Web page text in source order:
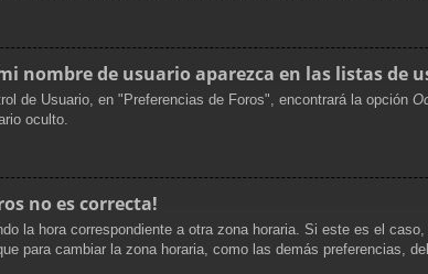
nombre de usuario aparezca en las listas de
de Usuario, en "Preferencias de Foros", encontrará la opción
oculto.
no es correcta!
la hora correspondiente a otra zona horaria. Si este es el
para cambiar la zona horaria, como las demás preferencias,